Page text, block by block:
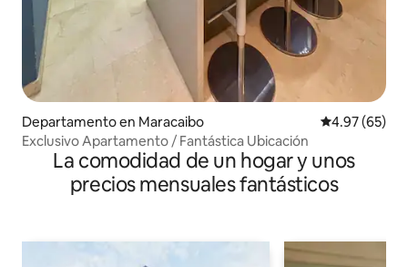
Departamento en Maracaibo Calificación
4.97 (65)
Exclusivo Apartamento / Fantástica Ubicación
La comodidad de un hogar y unos
precios mensuales fantásticos